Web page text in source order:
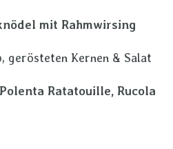
mit Rahmwirsing
gerösteten Kernen & Salat
Polenta Ratatouille,